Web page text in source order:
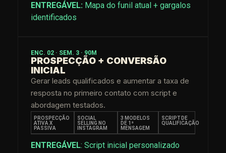
ENTREGÁVEL: Mapa do funil atual + gargalos
identificados
ENC. 02 · SEM. 3 · 90M
PROSPECÇÃO + CONVERSÃO
INICIAL
Gerar leads qualificados e aumentar a taxa de
resposta no primeiro contato com script e
abordagem testados.
PROSPECÇÃO
ATIVA X
PASSIVA
SOCIAL
SELLING NO
INSTAGRAM
3 MODELOS
DE 1ª
MENSAGEM
SCRIPT DE
QUALIFICAÇÃO
ENTREGÁVEL: Script inicial personalizado